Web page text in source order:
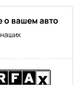
о вашем авто